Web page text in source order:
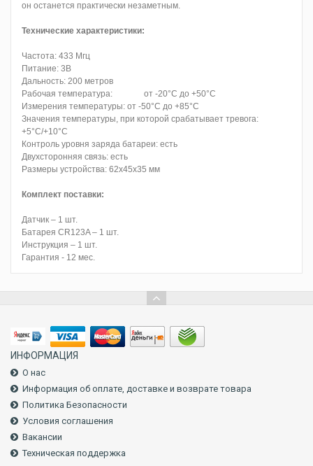
он останется практически незаметным.
Технические характеристики:
Частота: 433 Мгц
Питание: 3В
Дальность: 200 метров
Рабочая температура: от -20°С до +50°С
Измерения температуры: от -50°С до +85°С
Значения температуры, при которой срабатывает тревога:
+5°С/+10°С
Контроль уровня заряда батареи: есть
Двухсторонняя связь: есть
Размеры устройства: 62х45х35 мм
Комплект поставки:
Датчик – 1 шт.
Батарея CR123A – 1 шт.
Инструкция – 1 шт.
Гарантия - 12 мес.
ИНФОРМАЦИЯ
О нас
Информация об оплате, доставке и возврате товара
Политика Безопасности
Условия соглашения
Вакансии
Техническая поддержка